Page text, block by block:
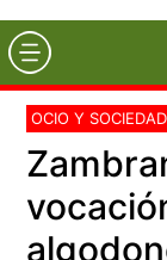
OCIO Y SOCIEDAD